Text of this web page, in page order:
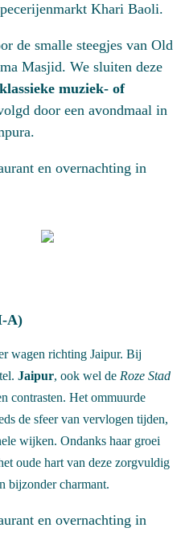
Khari Baoli.
de smalle steegjes van Old
Masjid. We sluiten deze
klassieke muziek- of
door een avondmaal in
en overnachting in
A)
wagen richting Jaipur. Bij
Jaipur, ook wel de Roze Stad
contrasten. Het ommuurde
de sfeer van vervlogen tijden,
wijken. Ondanks haar groei
oude hart van deze zorgvuldig
bijzonder charmant.
en overnachting in